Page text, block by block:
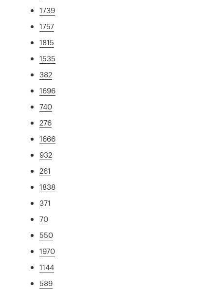
1739
1757
1815
1535
382
1696
740
276
1666
932
261
1838
371
70
550
1970
1144
589